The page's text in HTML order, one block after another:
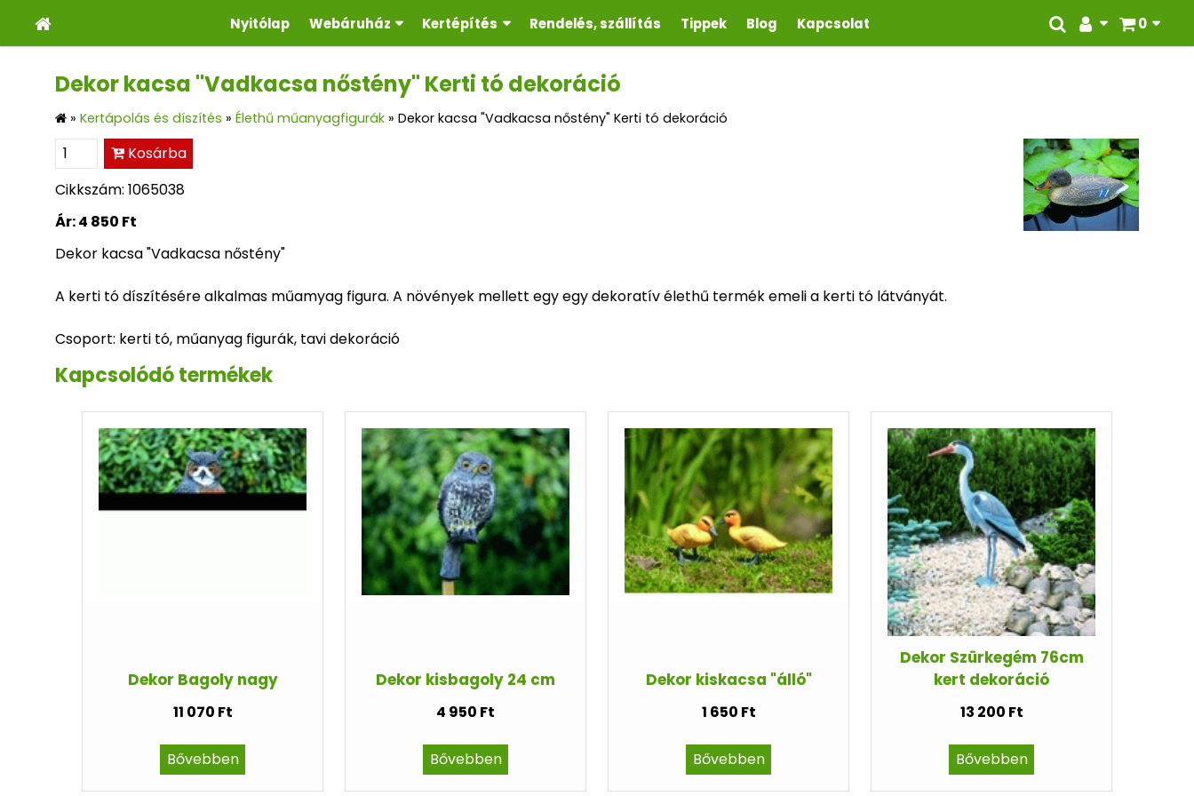
0
Nyitólap Webáruház Kertépítés Rendelés, szállítás Tippek Blog Kapcsolat
Dekor kacsa "Vadkacsa nőstény" Kerti tó dekoráció
» Kertápolás és díszítés » Élethű műanyagfigurák » Dekor kacsa "Vadkacsa nőstény" Kerti tó dekoráció
Kosárba
Cikkszám: 1065038
Ár:4 850 Ft
Dekor kacsa "Vadkacsa nőstény"
A kerti tó díszítésére alkalmas műamyag figura. A növények mellett egy egy dekoratív élethű termék emeli a kerti tó látványát.
Csoport: kerti tó, műanyag figurák, tavi dekoráció
Kapcsolódó termékek
Dekor Bagoly nagy
11 070 Ft
Bővebben
Dekor kisbagoly 24 cm
4 950 Ft
Bővebben
Dekor kiskacsa "álló"
1 650 Ft
Bővebben
Dekor Szürkegém 76cm
kert dekoráció
13 200 Ft
Bővebben